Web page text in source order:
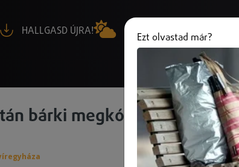
HALLGASD ÚJRA! +36
bárki megkóstolhatja
Ezt olvastad már?